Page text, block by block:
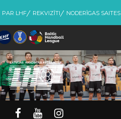
PAR LHF REKVIZĪTI NODERĪGAS SAITES